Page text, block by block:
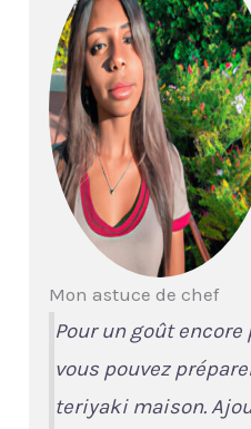
Mon astuce de chef
Pour un goût
vous pouvez
teriyaki maison.